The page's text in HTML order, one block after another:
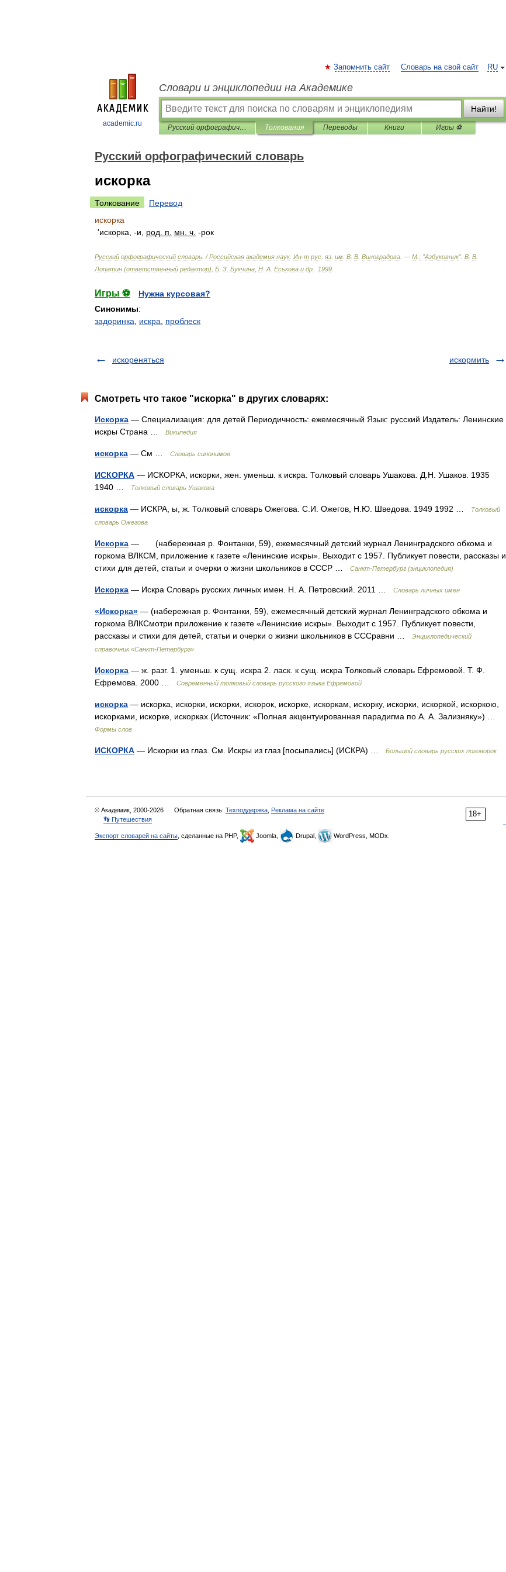
academic.ru
RU
Запомнить сайт Словарь на свой сайт
Словари и энциклопедии на Академике
Найти!
Русский орфографический словарь Толкования Переводы Книги Игры ⚽
Русский орфографический словарь
искорка
Толкование
Перевод
искорка
'искорка , -и род п мн ч -рок
Русский орфографический словарь . /Российская академия наук. Ин-т рус яз им В В Виноградова . — М : "Азбуковник". В В
Лопатин (ответственный редактор), Б З Букчина Н А Еськова и др 1999
Игры ⚽
Нужна курсовая?
Синонимы:
задоринка
искра проблеск
искореняться искормить
Смотреть что такое "искорка" в других словарях:
Искорка — Специализация: для детей Периодичность: ежемесячный Язык: русский Издатель: Ленинские
искры Страна …
Википедия
искорка — См … Словарь синонимов
ИСКОРКА — ИСКОРКА, искорки, жен. уменьш. к искра. Толковый словарь Ушакова. Д.Н. Ушаков. 1935
1940 …
Толковый словарь Ушакова
искорка — ИСКРА, ы, ж. Толковый словарь Ожегова. С.И. Ожегов, Н.Ю. Шведова. 1949 1992 …
Толковый
словарь Ожегова
Искорка — (набережная р. Фонтанки, 59), ежемесячный детский журнал Ленинградского обкома и
горкома ВЛКСМ, приложение к газете «Ленинские искры». Выходит с 1957. Публикует повести, рассказы и
стихи для детей, статьи и очерки о жизни школьников в СССР …
Санкт-Петербург (энциклопедия)
Искорка — Искра Словарь русских личных имен. Н. А. Петровский. 2011 … Словарь личных имен
«Искорка» — (набережная р. Фонтанки, 59), ежемесячный детский журнал Ленинградского обкома и
горкома ВЛКСмотри приложение к газете «Ленинские искры». Выходит с 1957. Публикует повести,
рассказы и стихи для детей, статьи и очерки о жизни школьников в СССравни …
Энциклопедический
справочник «Санкт-Петербург»
Искорка — ж. разг. 1. уменьш. к сущ. искра 2. ласк. к сущ. искра Толковый словарь Ефремовой. Т. Ф.
Ефремова. 2000 …
Современный толковый словарь русского языка Ефремовой
искорка — искорка, искорки, искорки, искорок, искорке, искоркам, искорку, искорки, искоркой, искоркою,
искорками, искорке, искорках (Источник: «Полная акцентуированная парадигма по А. А. Зализняку») …
Формы слов
ИСКОРКА — Искорки из глаз. См. Искры из глаз [посыпались] (ИСКРА) … Большой словарь русских поговорок
18+
© Академик, 2000-2026 Обратная связь: Техподдержка Реклама на сайте
👣 Путешествия
Экспорт словарей на сайты , сделанные на PHP, Joomla, Drupal, WordPress, MODx.